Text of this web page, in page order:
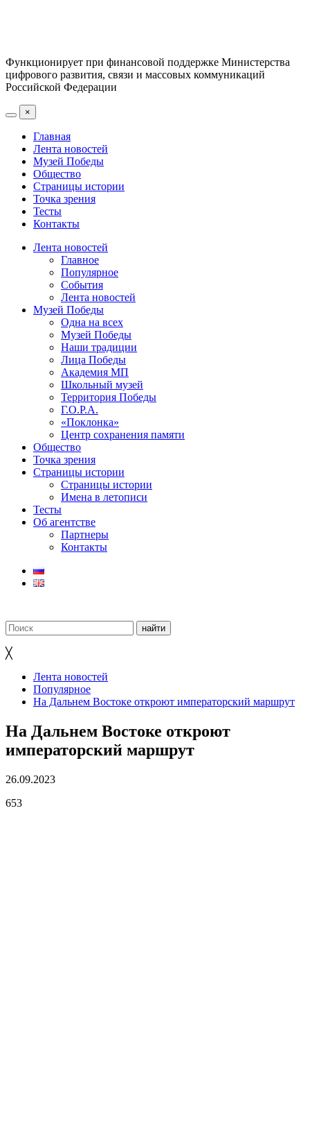
Функционирует при финансовой поддержке Министерства
цифрового развития, связи и массовых коммуникаций
Российской Федерации
×
Главная
Лента новостей
Музей Победы
Общество
Страницы истории
Точка зрения
Тесты
Контакты
Лента новостей
Главное
Популярное
События
Лента новостей
Музей Победы
Одна на всех
Музей Победы
Наши традиции
Лица Победы
Академия МП
Школьный музей
Территория Победы
Г.О.Р.А.
«Поклонка»
Центр сохранения памяти
Общество
Точка зрения
Страницы истории
Страницы истории
Имена в летописи
Тесты
Об агентстве
Партнеры
Контакты
╳
Лента новостей
Популярное
На Дальнем Востоке откроют императорский маршрут
На Дальнем Востоке откроют
императорский маршрут
26.09.2023
653